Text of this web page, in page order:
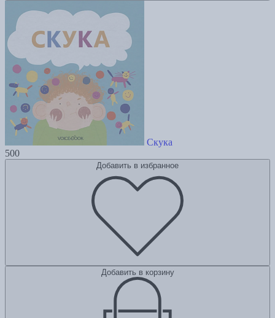
Скука
500
Добавить в избранное
Добавить в корзину